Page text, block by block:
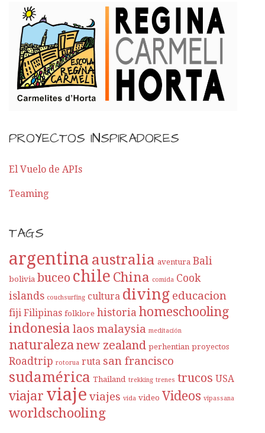
PROYECTOS INSPIRADORES
El Vuelo de APIs
Teaming
TAGS
argentina australia aventura Bali
bolivia buceo chile China comida Cook
islands couchsurfing cultura diving educacion
fiji Filipinas folklore historia homeschooling
indonesia laos malaysia meditación
naturaleza new zealand perhentian proyectos
Roadtrip rotorua ruta san francisco
sudamérica Thailand trekking trenes trucos USA
viajar viaje viajes vida video Videos vipassana
worldschooling